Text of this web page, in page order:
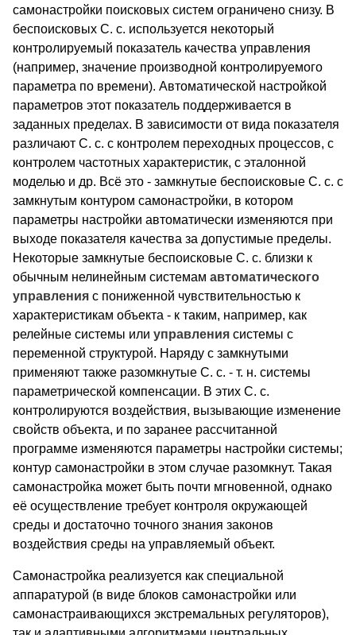
самонастройки поисковых систем ограничено снизу. В
беспоисковых С. с. используется некоторый
контролируемый показатель качества управления
(например, значение производной контролируемого
параметра по времени). Автоматической настройкой
параметров этот показатель поддерживается в
заданных пределах. В зависимости от вида показателя
различают С. с. с контролем переходных процессов, с
контролем частотных характеристик, с эталонной
моделью и др. Всё это - замкнутые беспоисковые С. с. с
замкнутым контуром самонастройки, в котором
параметры настройки автоматически изменяются при
выходе показателя качества за допустимые пределы.
Некоторые замкнутые беспоисковые С. с. близки к
обычным нелинейным системам автоматического
управления с пониженной чувствительностью к
характеристикам объекта - к таким, например, как
релейные системы или управления системы с
переменной структурой. Наряду с замкнутыми
применяют также разомкнутые С. с. - т. н. системы
параметрической компенсации. В этих С. с.
контролируются воздействия, вызывающие изменение
свойств объекта, и по заранее рассчитанной
программе изменяются параметры настройки системы;
контур самонастройки в этом случае разомкнут. Такая
самонастройка может быть почти мгновенной, однако
её осуществление требует контроля окружающей
среды и достаточно точного знания законов
воздействия среды на управляемый объект.
Самонастройка реализуется как специальной
аппаратурой (в виде блоков самонастройки или
самонастраивающихся экстремальных регуляторов),